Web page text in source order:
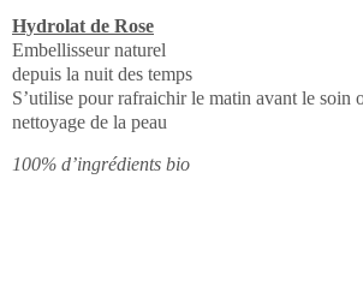
Hydrolat de Rose
Embellisseur naturel
depuis la nuit des temps
S’utilise pour rafraichir le matin avant le soin
nettoyage de la peau
100% d’ingrédients bio